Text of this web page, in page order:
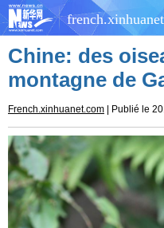
CHINE
CULTURE
SANTÉ
SCI&TECH
Chine: des
montagne de
French.xinhuanet.com | Publié le